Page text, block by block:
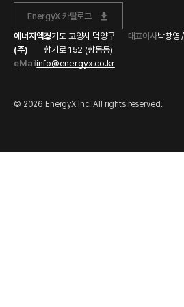
EnergyX 카탈로그
에너지엑스
(주)
경기도 고양시 덕양구
향기로 152 (향동동)
대표이사박창영
eMailinfo@energyx.co.kr
© 2026 EnergyX Inc. All rights reserved.